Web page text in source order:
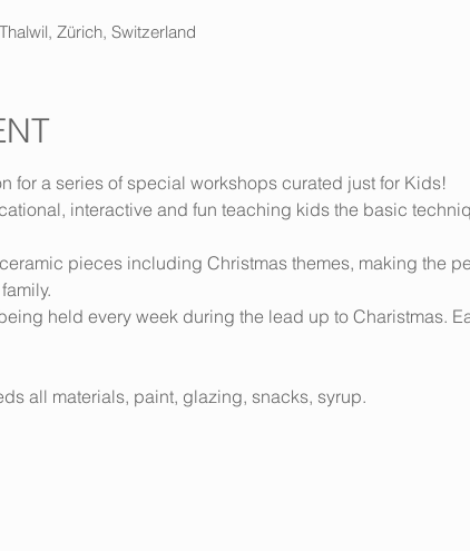
Zürich, Switzerland
for a series of special workshops curated just for Kids!
interactive and fun teaching kids the basic
pieces including Christmas themes, making the
held every week during the lead up to Charistmas.
all materials, paint, glazing, snacks, syrup.